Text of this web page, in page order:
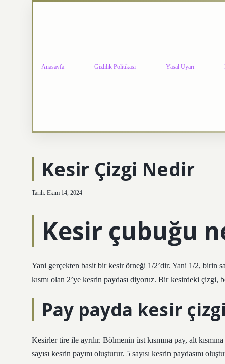
Anasayfa Gizlilik Politikası Yasal Uyarı
Kesir Çizgi Nedir
Tarih: Ekim 14, 2024
Kesir çubuğu
Yani gerçekten basit bir kesir örneği 1/2’dir. Yani 1/2, birin
kısmı olan 2’ye kesrin paydası diyoruz. Bir kesirdeki çizgi,
Pay payda kesir
Kesirler tire ile ayrılır. Bölmenin üst kısmına pay, alt
sayısı kesrin payını oluşturur. 5 sayısı kesrin paydasını